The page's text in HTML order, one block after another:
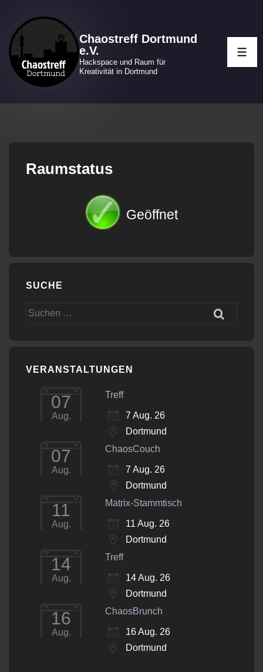
Inhalt
Chaostreff Dortmund
e.V.
Hackspace und Raum für
Kreativität in Dortmund
Raumstatus
Geöffnet
SUCHE
Suchen
VERANSTALTUNGEN
07
Aug.
Treff
7 Aug. 26
Dortmund
07
Aug.
ChaosCouch
7 Aug. 26
Dortmund
11
Aug.
Matrix-Stammtisch
11 Aug. 26
Dortmund
14
Aug.
Treff
14 Aug. 26
Dortmund
16
Aug.
ChaosBrunch
16 Aug. 26
Dortmund